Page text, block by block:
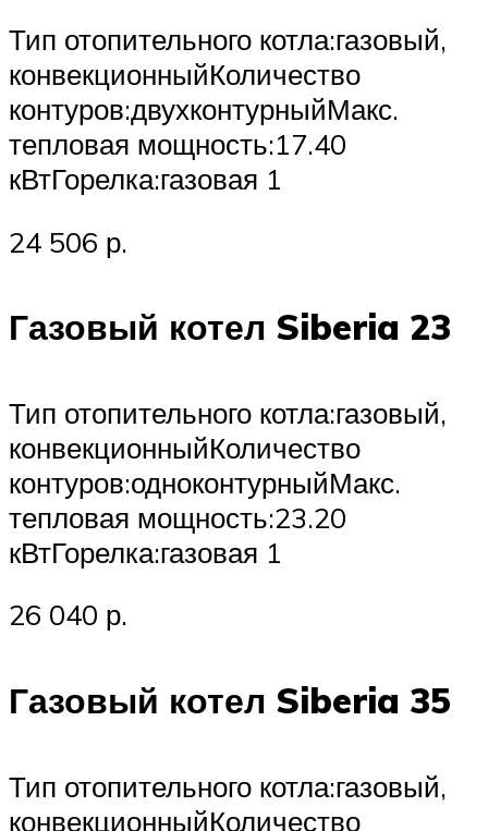
Тип отопительного котла:газовый,
конвекционныйКоличество
контуров:двухконтурныйМакс.
тепловая мощность:17.40
кВтГорелка:газовая 1
24 506 р.
Газовый котел Siberia 23
Тип отопительного котла:газовый,
конвекционныйКоличество
контуров:одноконтурныйМакс.
тепловая мощность:23.20
кВтГорелка:газовая 1
26 040 р.
Газовый котел Siberia 35
Тип отопительного котла:газовый,
конвекционныйКоличество